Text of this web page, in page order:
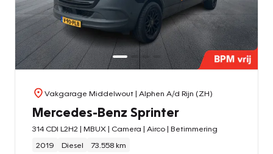
Vakgarage Middelwout| Alphen A/d Rijn (ZH)
Mercedes-Benz Sprinter
314 CDI L2H2 | MBUX | Camera | Airco | Betimmering
2019
Diesel 73.558 km